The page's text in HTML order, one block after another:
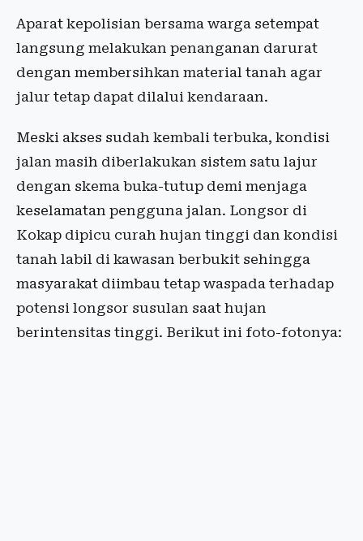
Aparat kepolisian bersama warga setempat
langsung melakukan penanganan darurat
dengan membersihkan material tanah agar
jalur tetap dapat dilalui kendaraan.
Meski akses sudah kembali terbuka, kondisi
jalan masih diberlakukan sistem satu lajur
dengan skema buka-tutup demi menjaga
keselamatan pengguna jalan. Longsor di
Kokap dipicu curah hujan tinggi dan kondisi
tanah labil di kawasan berbukit sehingga
masyarakat diimbau tetap waspada terhadap
potensi longsor susulan saat hujan
berintensitas tinggi. Berikut ini foto-fotonya: